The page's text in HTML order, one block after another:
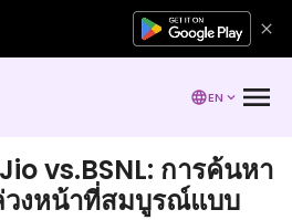
EN
vs.BSNL: การค้นหา
วงหน้าที่สมบูรณ์แบบ